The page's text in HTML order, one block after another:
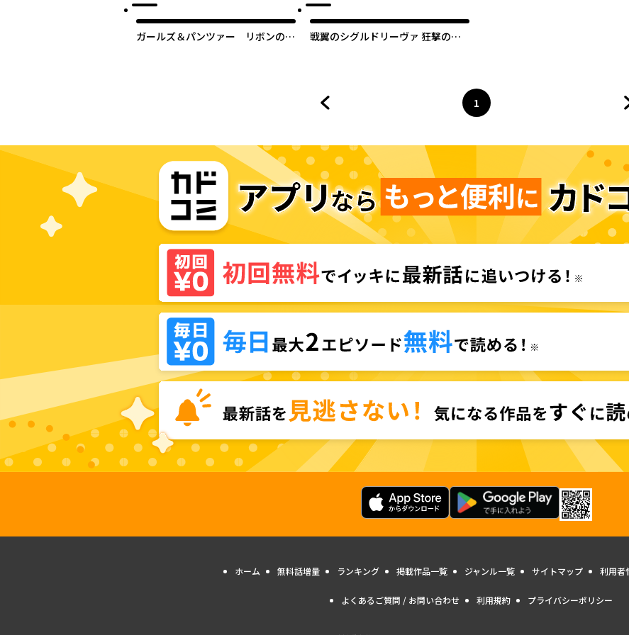
ガールズ＆パンツァー リボンの武
戦翼のシグルドリーヴァ 狂撃の英
ページ
1
へ
ホーム 無料話増量 ランキング 掲載作品一覧 ジャンル一覧 サイトマップ 利用者
よくあるご質問 / お問い合わせ 利用規約 プライバシーポリシー